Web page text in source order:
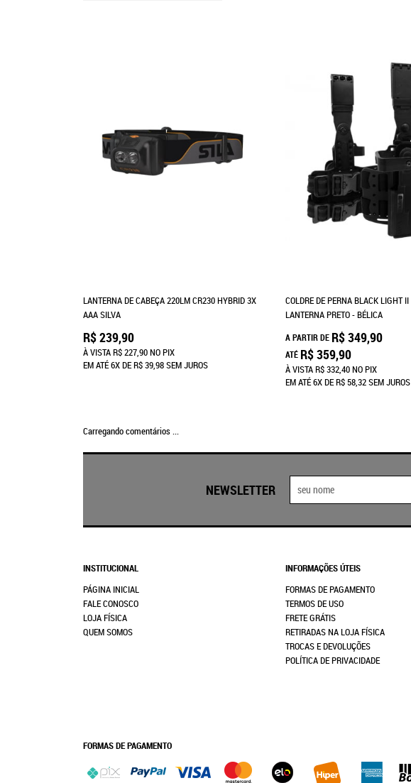
LANTERNA DE CABEÇA 220LM CR230 HYBRID 3X
AAA SILVA
R$ 239,90
À VISTAR$ 227,90NO PIX
EM ATÉ6XDER$ 39,98SEM JUROS
COLDRE DE PERNA BLACK LIGHT
LANTERNA PRETO - BÉLICA
A PARTIR DE R$ 349,90
ATÉ R$ 359,90
À VISTAR$ 332,40NO PIX
EM ATÉ6XDER$ 58,32SEM JUROS
Carregando comentários ...
NEWSLETTER
INSTITUCIONAL
PÁGINA INICIAL
FALE CONOSCO
LOJA FÍSICA
QUEM SOMOS
INFORMAÇÕES ÚTEIS
FORMAS DE PAGAMENTO
TERMOS DE USO
FRETE GRÁTIS
RETIRADAS NA LOJA FÍSICA
TROCAS E DEVOLUÇÕES
POLÍTICA DE PRIVACIDADE
FORMAS DE PAGAMENTO